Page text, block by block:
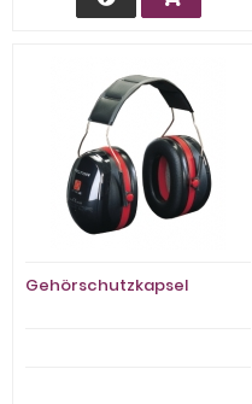
Gehörschutzkapsel